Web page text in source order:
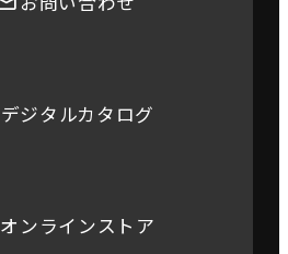
デジタルカタログ
オンラインストア